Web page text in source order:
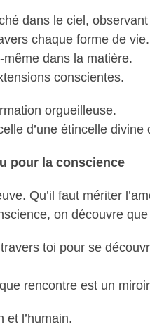
dans le ciel,
chaque forme de vie.
même dans la matière.
conscientes.
orgueilleuse.
d’une étincelle
pour la conscience
Qu’il faut mériter
on découvre
toi pour se
rencontre est un
et l’humain.